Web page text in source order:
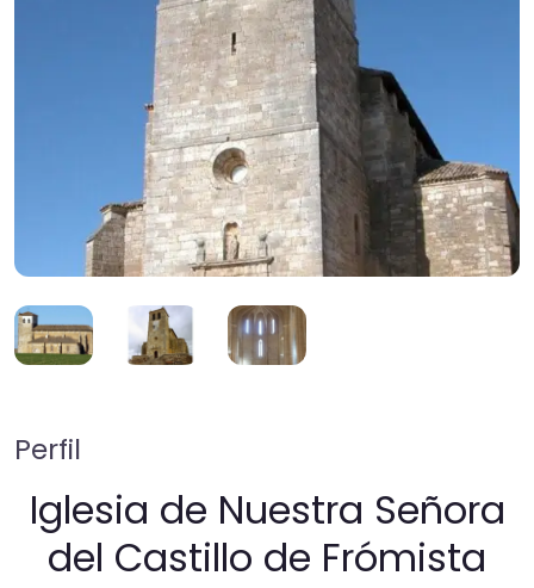
Perfil
Iglesia de Nuestra Señora
del Castillo de Frómista